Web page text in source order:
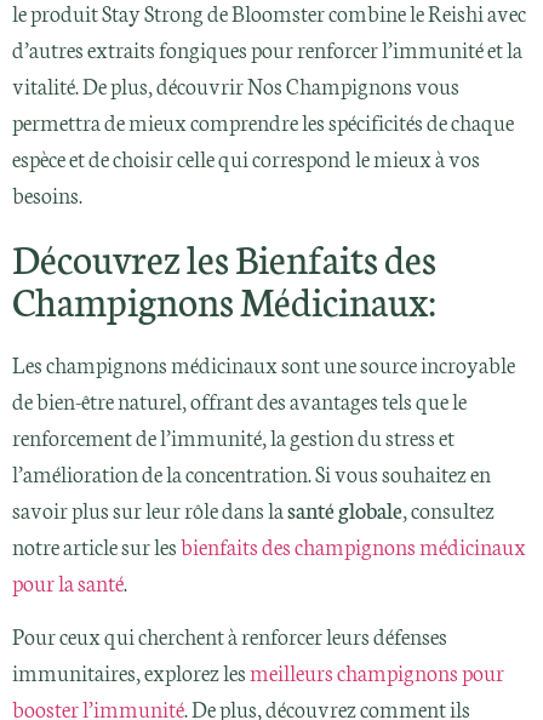
le produit Stay Strong de Bloomster combine le Reishi avec
d’autres extraits fongiques pour renforcer l’immunité et la
vitalité. De plus, découvrir Nos Champignons vous
permettra de mieux comprendre les spécificités de chaque
espèce et de choisir celle qui correspond le mieux à vos
besoins.
Découvrez les Bienfaits des
Champignons Médicinaux:
Les champignons médicinaux sont une source incroyable
de bien-être naturel, offrant des avantages tels que le
renforcement de l’immunité, la gestion du stress et
l’amélioration de la concentration. Si vous souhaitez en
savoir plus sur leur rôle dans lasanté globale, consultez
notre article sur lesbienfaits des champignons médicinaux
pour la santé.
Pour ceux qui cherchent à renforcer leurs défenses
immunitaires, explorez lesmeilleurs champignons pour
booster l’immunité. De plus, découvrez comment ils